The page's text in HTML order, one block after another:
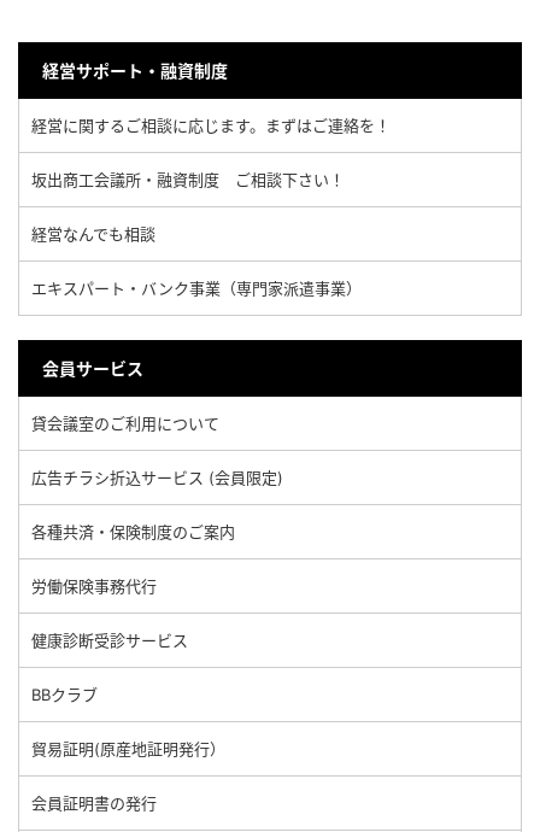
経営サポート・融資制度
経営に関するご相談に応じます。まずはご連絡を！
坂出商工会議所・融資制度 ご相談下さい！
経営なんでも相談
エキスパート・バンク事業（専門家派遣事業）
会員サービス
貸会議室のご利用について
広告チラシ折込サービス (会員限定)
各種共済・保険制度のご案内
労働保険事務代行
健康診断受診サービス
BBクラブ
貿易証明(原産地証明発行）
会員証明書の発行